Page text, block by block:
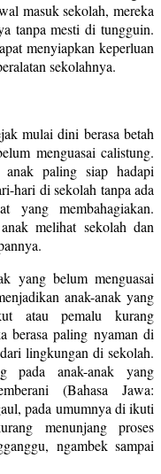
masuk sekolah, mereka
tanpa mesti di tungguin.
menyiapkan keperluan
sekolahnya.
mulai dini berasa betah
menguasai calistung.
anak paling siap hadapi
hari di sekolah tanpa ada
yang membahagiakan.
melihat sekolah dan
yang belum menguasai
anak-anak yang
atau pemalu kurang
berasa paling nyaman di
lingkungan di sekolah.
pada anak-anak yang
(Bahasa Jawa:
pada umumnya di ikuti
menunjang proses
ngambek sampai